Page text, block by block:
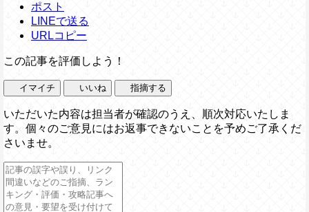
ポスト
LINEで送る
URLコピー
この記事を評価しよう！
イマイチ いいね 指摘する
いただいた内容は担当者が確認のうえ、順次対応いたしま
す。個々のご意見にはお返事できないことを予めご了承くだ
さいませ。